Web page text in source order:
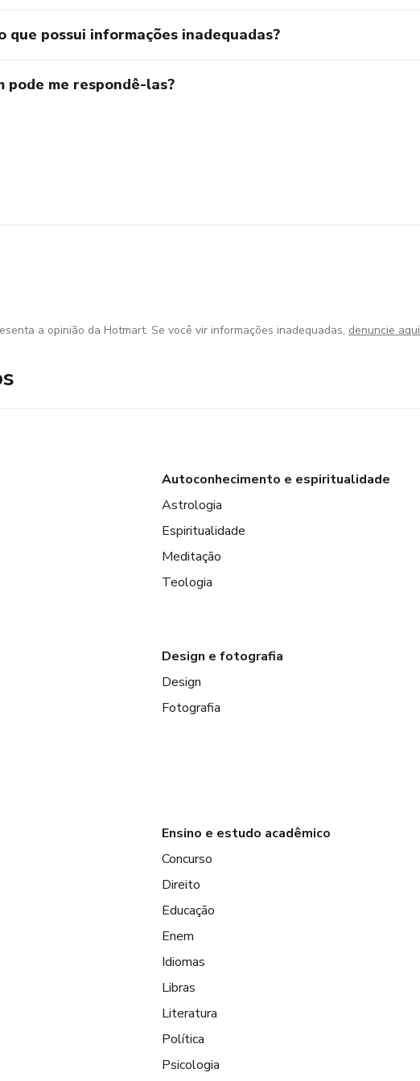
que possui informações inadequadas?
pode me respondê-las?
a opinião da Hotmart. Se você vir informações inadequadas, denuncie aqui
Autoconhecimento e espiritualidade
Astrologia
Espiritualidade
Meditação
Teologia
Design e fotografia
Design
Fotografia
Ensino e estudo acadêmico
Concurso
Direito
Educação
Enem
Idiomas
Libras
Literatura
Política
Psicologia